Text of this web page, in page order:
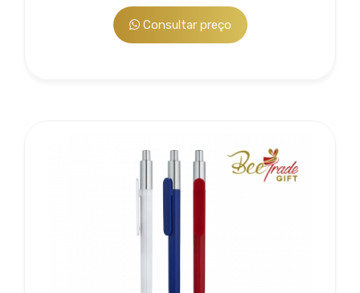
Consultar preço